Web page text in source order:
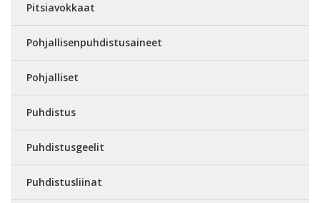
Pitsiavokkaat
Pohjallisenpuhdistusaineet
Pohjalliset
Puhdistus
Puhdistusgeelit
Puhdistusliinat